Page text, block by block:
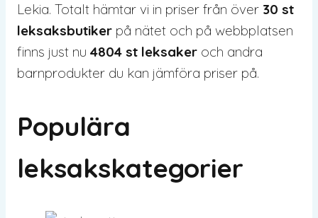
Lekia. Totalt hämtar vi in priser från över 30 st
leksaksbutiker på nätet och på webbplatsen
finns just nu 4804 st leksaker och andra
barnprodukter du kan jämföra priser på.
Populära
leksakskategorier